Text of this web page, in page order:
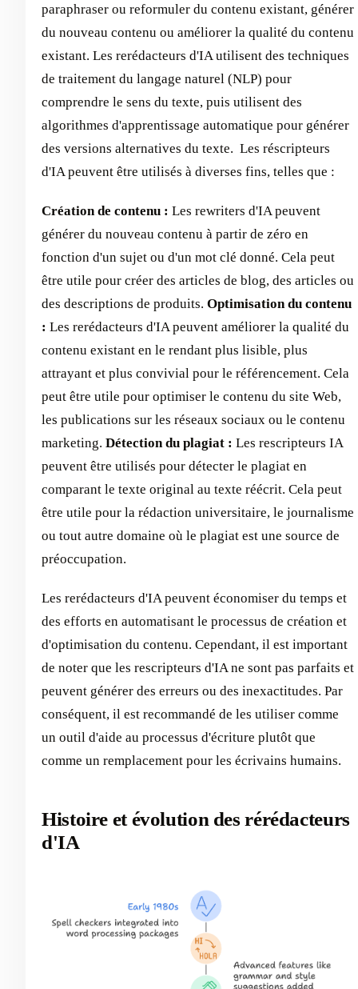
paraphraser ou reformuler du contenu existant, générer
du nouveau contenu ou améliorer la qualité du contenu
existant. Les rerédacteurs d'IA utilisent des techniques
de traitement du langage naturel (NLP) pour
comprendre le sens du texte, puis utilisent des
algorithmes d'apprentissage automatique pour générer
des versions alternatives du texte. ‍ Les réscripteurs
d'IA peuvent être utilisés à diverses fins, telles que :
Création de contenu : Les rewriters d'IA peuvent
générer du nouveau contenu à partir de zéro en
fonction d'un sujet ou d'un mot clé donné. Cela peut
être utile pour créer des articles de blog, des articles ou
des descriptions de produits. Optimisation du contenu
: Les rerédacteurs d'IA peuvent améliorer la qualité du
contenu existant en le rendant plus lisible, plus
attrayant et plus convivial pour le référencement. Cela
peut être utile pour optimiser le contenu du site Web,
les publications sur les réseaux sociaux ou le contenu
marketing. Détection du plagiat : Les rescripteurs IA
peuvent être utilisés pour détecter le plagiat en
comparant le texte original au texte réécrit. Cela peut
être utile pour la rédaction universitaire, le journalisme
ou tout autre domaine où le plagiat est une source de
préoccupation. ‍
Les rerédacteurs d'IA peuvent économiser du temps et
des efforts en automatisant le processus de création et
d'optimisation du contenu. Cependant, il est important
de noter que les rescripteurs d'IA ne sont pas parfaits et
peuvent générer des erreurs ou des inexactitudes. Par
conséquent, il est recommandé de les utiliser comme
un outil d'aide au processus d'écriture plutôt que
comme un remplacement pour les écrivains humains.
Histoire et évolution des rérédacteurs
d'IA